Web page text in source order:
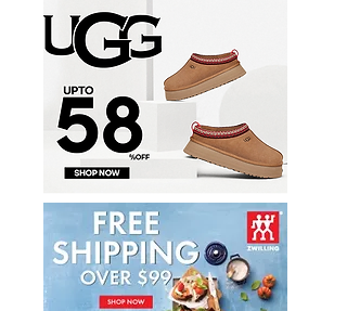
件套1.7折